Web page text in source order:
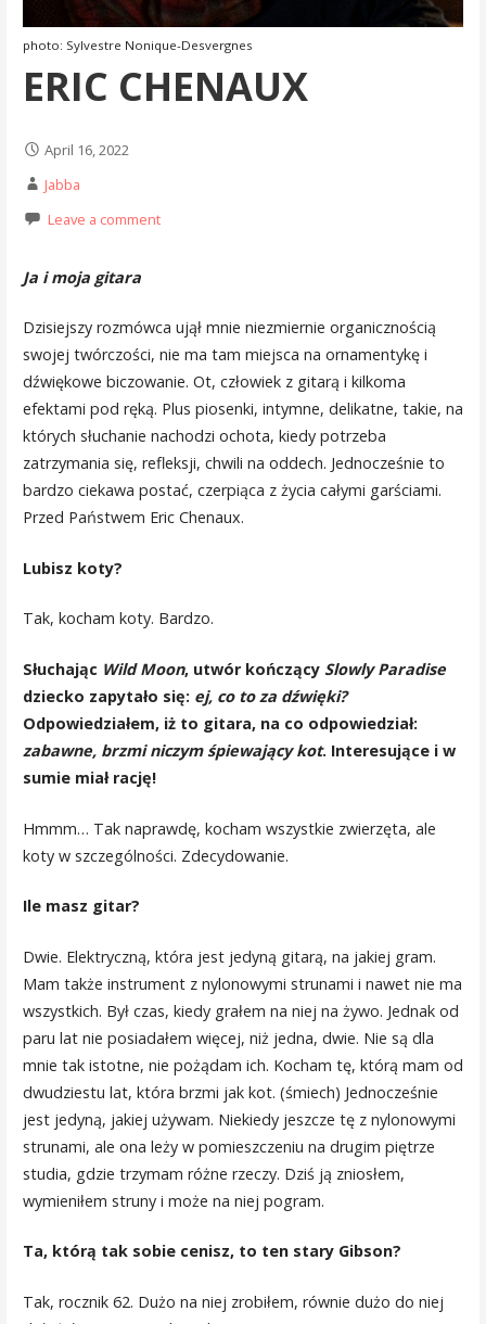
photo: Sylvestre Nonique-Desvergnes
ERIC CHENAUX
April 16, 2022
Jabba
Leave a comment
Ja i moja gitara
Dzisiejszy rozmówca ujął mnie niezmiernie organicznością
swojej twórczości, nie ma tam miejsca na ornamentykę i
dźwiękowe biczowanie. Ot, człowiek z gitarą i kilkoma
efektami pod ręką. Plus piosenki, intymne, delikatne, takie, na
których słuchanie nachodzi ochota, kiedy potrzeba
zatrzymania się, refleksji, chwili na oddech. Jednocześnie to
bardzo ciekawa postać, czerpiąca z życia całymi garściami.
Przed Państwem Eric Chenaux.
Lubisz koty?
Tak, kocham koty. Bardzo.
Słuchając Wild Moon, utwór kończący Slowly Paradise
dziecko zapytało się: ej, co to za dźwięki?
Odpowiedziałem, iż to gitara, na co odpowiedział:
zabawne, brzmi niczym śpiewający kot. Interesujące i w
sumie miał rację!
Hmmm… Tak naprawdę, kocham wszystkie zwierzęta, ale
koty w szczególności. Zdecydowanie.
Ile masz gitar?
Dwie. Elektryczną, która jest jedyną gitarą, na jakiej gram.
Mam także instrument z nylonowymi strunami i nawet nie ma
wszystkich. Był czas, kiedy grałem na niej na żywo. Jednak od
paru lat nie posiadałem więcej, niż jedna, dwie. Nie są dla
mnie tak istotne, nie pożądam ich. Kocham tę, którą mam od
dwudziestu lat, która brzmi jak kot. (śmiech) Jednocześnie
jest jedyną, jakiej używam. Niekiedy jeszcze tę z nylonowymi
strunami, ale ona leży w pomieszczeniu na drugim piętrze
studia, gdzie trzymam różne rzeczy. Dziś ją zniosłem,
wymieniłem struny i może na niej pogram.
Ta, którą tak sobie cenisz, to ten stary Gibson?
Tak, rocznik 62. Dużo na niej zrobiłem, równie dużo do niej